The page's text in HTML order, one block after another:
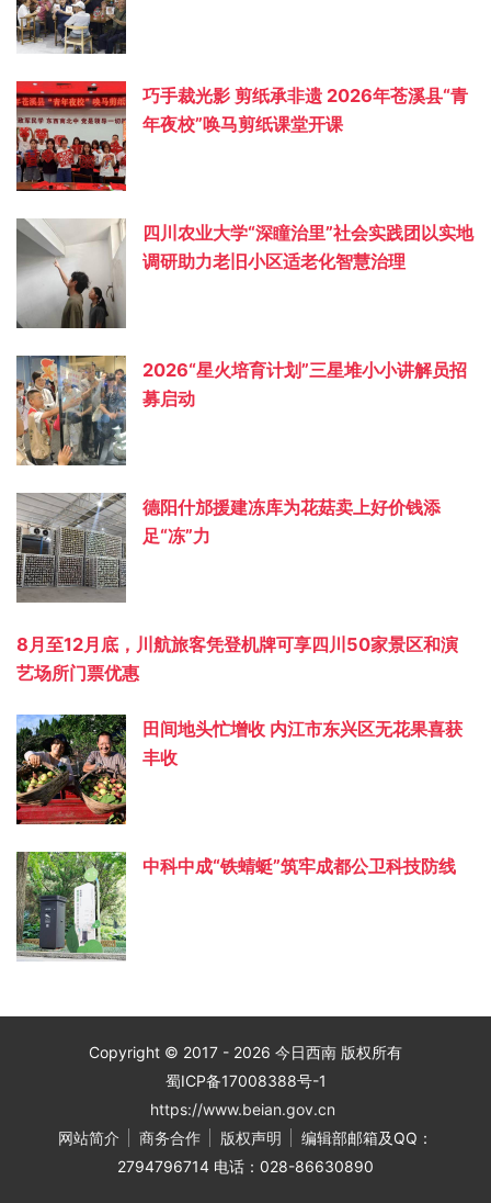
巧手裁光影 剪纸承非遗 2026年苍溪县“青
年夜校”唤马剪纸课堂开课
四川农业大学“深瞳治里”社会实践团以实地
调研助力老旧小区适老化智慧治理
2026“星火培育计划”三星堆小小讲解员招
募启动
德阳什邡援建冻库为花菇卖上好价钱添
足“冻”力
8月至12月底，川航旅客凭登机牌可享四川50家景区和演
艺场所门票优惠
田间地头忙增收 内江市东兴区无花果喜获
丰收
中科中成“铁蜻蜓”筑牢成都公卫科技防线
Copyright © 2017 - 2026 今日西南 版权所有
蜀ICP备17008388号-1
https://www.beian.gov.cn
网站简介
商务合作 版权声明
编辑部邮箱及QQ：
2794796714 电话：028-86630890